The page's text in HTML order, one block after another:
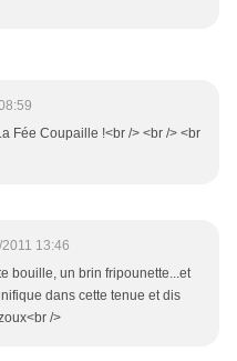
Fée Coupaille !<br /> <br /> <br
13:46
bouille, un brin fripounette...et
dans cette tenue et dis
/>